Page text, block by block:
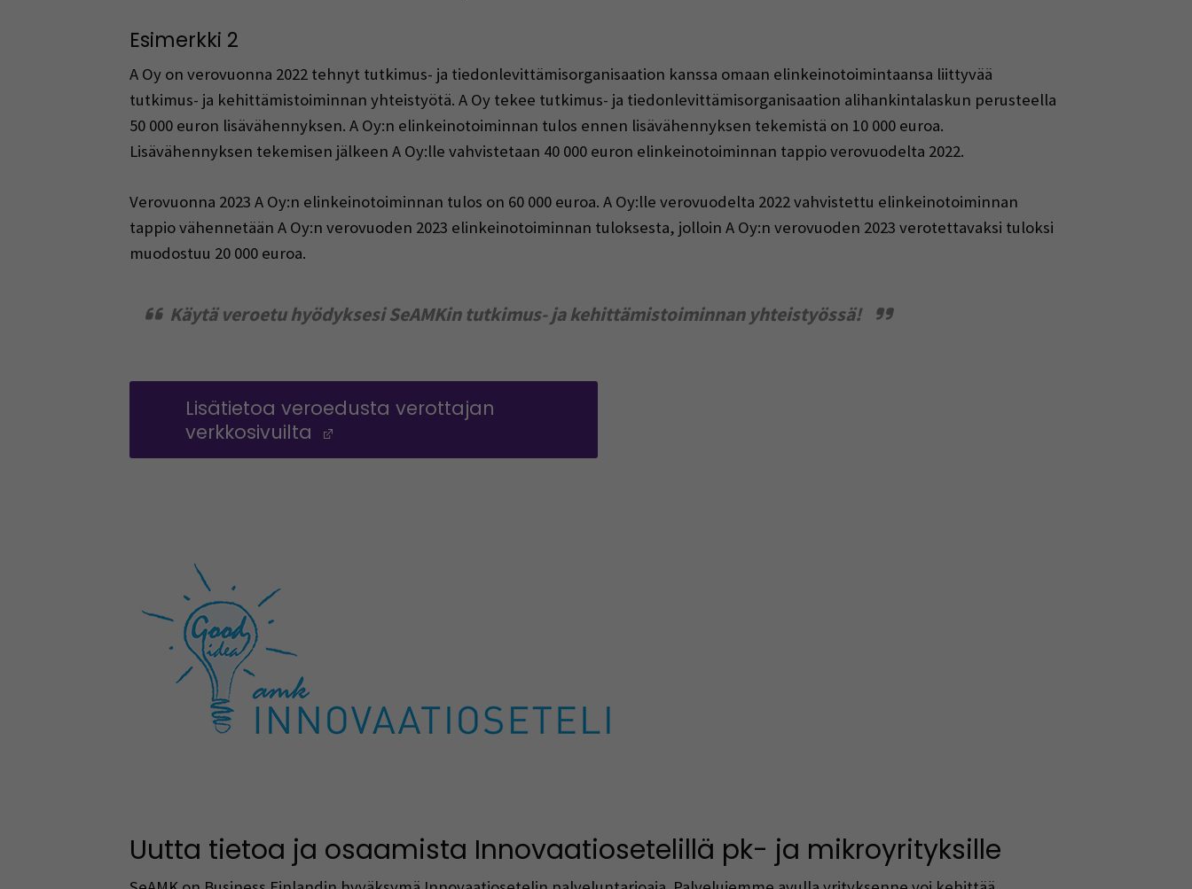
​Esimerkki 2​
A Oy on verovuonna 2022 tehnyt tutkimus- ja tiedonlevittämisorganisaation kanssa omaan elinkeinotoimintaansa liittyvää
tutkimus- ja kehittämistoiminnan yhteistyötä. A Oy tekee tutkimus- ja tiedonlevittämisorganisaation alihankintalaskun perusteella
50 000 euron lisävähennyksen. A Oy:n elinkeinotoiminnan tulos ennen lisävähennyksen tekemistä on 10 000 euroa.
Lisävähennyksen tekemisen jälkeen A Oy:lle vahvistetaan 40 000 euron elinkeinotoiminnan tappio verovuodelta 2022.​
Verovuonna 2023 A Oy:n elinkeinotoiminnan tulos on 60 000 euroa. A Oy:lle verovuodelta 2022 vahvistettu elinkeinotoiminnan
tappio vähennetään A Oy:n verovuoden 2023 elinkeinotoiminnan tuloksesta, jolloin A Oy:n verovuoden 2023 verotettavaksi tuloksi
muodostuu 20 000 euroa.
Käytä veroetu hyödyksesi SeAMKin tutkimus- ja kehittämistoiminnan yhteistyössä!
Lisätietoa veroedusta verottajan
verkkosivuilta
Uutta tietoa ja osaamista Innovaatiosetelillä pk- ja mikroyrityksille